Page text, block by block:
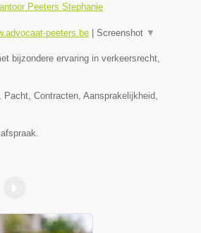
Peeters Stephanie
peeters.be Screenshot ▼
bijzondere ervaring in verkeersrecht,
Pacht, Contracten, Aansprakelijkheid,